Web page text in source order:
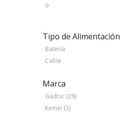
9
Tipo de Alimentación
Batería
Cable
Marca
Gadnic (29)
Kemei (3)